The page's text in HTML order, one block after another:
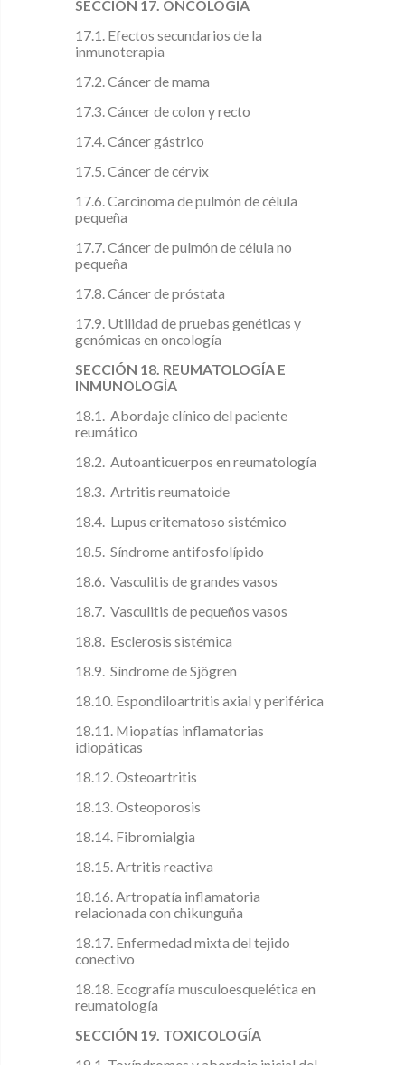
SECCIÓN 17. ONCOLOGÍA
17.1. Efectos secundarios de la
inmunoterapia
17.2. Cáncer de mama
17.3. Cáncer de colon y recto
17.4. Cáncer gástrico
17.5. Cáncer de cérvix
17.6. Carcinoma de pulmón de célula
pequeña
17.7. Cáncer de pulmón de célula no
pequeña
17.8. Cáncer de próstata
17.9. Utilidad de pruebas genéticas y
genómicas en oncología
SECCIÓN 18. REUMATOLOGÍA E
INMUNOLOGÍA
18.1. Abordaje clínico del paciente
reumático
18.2. Autoanticuerpos en reumatología
18.3. Artritis reumatoide
18.4. Lupus eritematoso sistémico
18.5. Síndrome antifosfolípido
18.6. Vasculitis de grandes vasos
18.7. Vasculitis de pequeños vasos
18.8. Esclerosis sistémica
18.9. Síndrome de Sjögren
18.10. Espondiloartritis axial y periférica
18.11. Miopatías inflamatorias
idiopáticas
18.12. Osteoartritis
18.13. Osteoporosis
18.14. Fibromialgia
18.15. Artritis reactiva
18.16. Artropatía inflamatoria
relacionada con chikunguña
18.17. Enfermedad mixta del tejido
conectivo
18.18. Ecografía musculoesquelética en
reumatología
SECCIÓN 19. TOXICOLOGÍA